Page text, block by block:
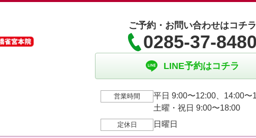
ご予約・お問い合わせはコチラ
0285-37-8480
LINE予約はコチラ
営業時間
平日 9:00〜12:00、14:00〜
土曜・祝日 9:00〜18:00
定休日 日曜日